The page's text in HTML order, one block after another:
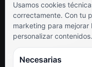
Contacto
Términos y condiciones
Preguntas frecuentes
SÍGUENOS
Usamos cookies
correctamente. Con tu
marketing para
personalizar contenidos.
Necesarias